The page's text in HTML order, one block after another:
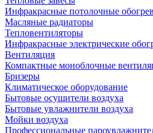
Инфракрасные потолочные
Масляные радиаторы
Тепловентиляторы
Инфракрасные электрические
Вентиляция
Компактные моноблочные
Бризеры
Климатическое оборудование
Бытовые осушители воздуха
Бытовые увлажнители воздуха
Мойки воздуха
Профессиональные